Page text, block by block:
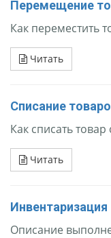
Перемещение
Как переместить
Читать
Списание
Как списать товар
Читать
Инвентаризация
Описание